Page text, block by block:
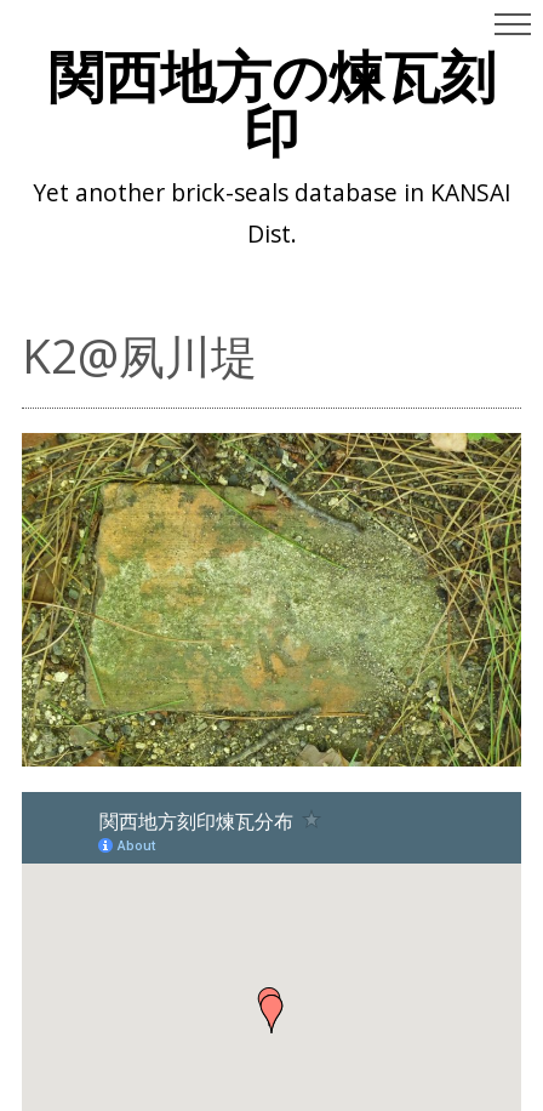
関西地方の煉瓦刻
印
Yet another brick-seals database in KANSAI
Dist.
K2@夙川堤